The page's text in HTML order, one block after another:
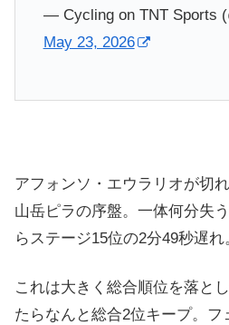
— Cycling on TNT Sports
May 23, 2026
アフォンソ・エウラリオが切
山岳ピラの序盤。一体何分失
らステージ15位の2分49秒遅れ
これは大きく総合順位を落と
たらなんと総合2位キープ。